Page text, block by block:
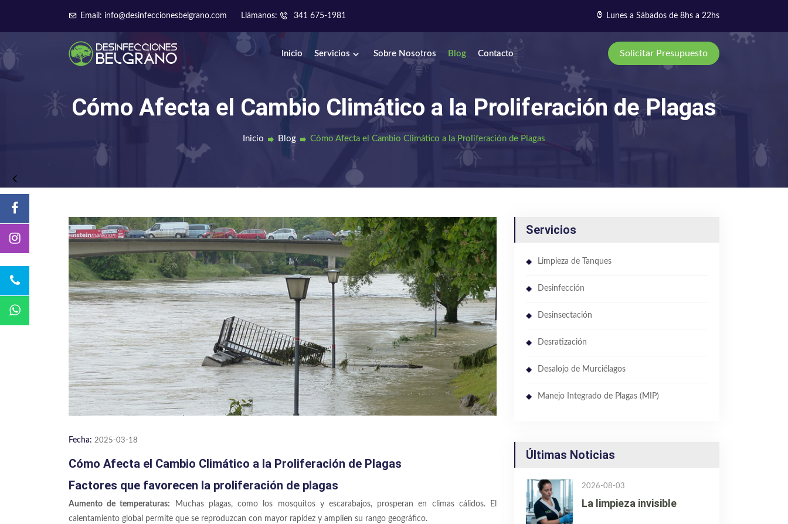
Email: info@desinfeccionesbelgrano.com Llámanos: 341 675-1981 Lunes a Sábados de 8hs a 22hs
Inicio Servicios Sobre Nosotros Blog Contacto Solicitar Presupuesto
Cómo Afecta el Cambio Climático a la Proliferación de Plagas
Inicio Blog Cómo Afecta el Cambio Climático a la Proliferación de Plagas
Fecha: 2025-03-18
Cómo Afecta el Cambio Climático a la Proliferación de Plagas
Factores que favorecen la proliferación de plagas
Aumento de temperaturas:
Muchas plagas, como los mosquitos y escarabajos, prosperan en climas cálidos. El
calentamiento global permite que se reproduzcan con mayor rapidez y amplíen su rango geográfico.
Servicios
Limpieza de Tanques
Desinfección
Desinsectación
Desratización
Desalojo de Murciélagos
Manejo Integrado de Plagas (MIP)
Últimas Noticias
2026-08-03
La limpieza invisible